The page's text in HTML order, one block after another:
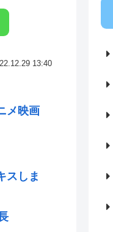
13:40
メ映画
スしま